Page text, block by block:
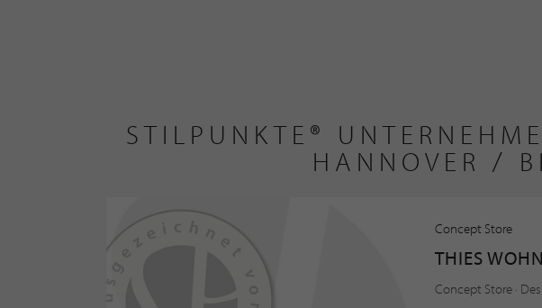
STILPUNKTE®
HANNOVER /
Concept Store
THIES
Concept Store ·